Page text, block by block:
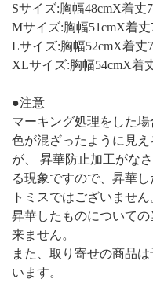
Sサイズ:胸幅48cmX着丈
Mサイズ:胸幅51cmX着丈
Lサイズ:胸幅52cmX着丈
XLサイズ:胸幅54cmX着
●注意
マーキング処理をした
色が混ざったように見
が、 昇華防止加工がな
る現象ですので、昇華
トミスではございません
昇華したものについて
来ません。
また、取り寄せの商品
います。